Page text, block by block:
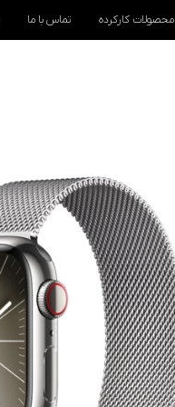
محصولات کارکرده تماس با ما